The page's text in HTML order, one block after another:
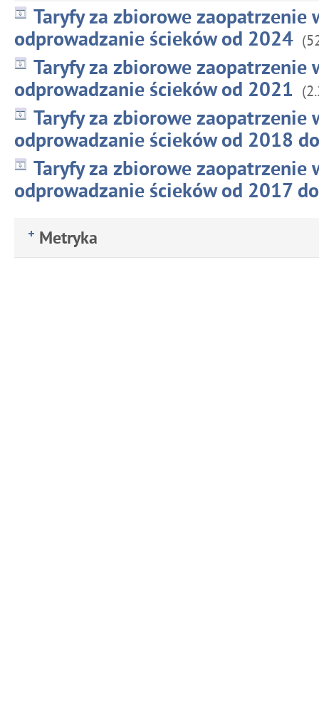
Taryfy za zbiorowe zaopatrzenie
odprowadzanie ścieków od 2024
Taryfy za zbiorowe zaopatrzenie
odprowadzanie ścieków od 2021
Taryfy za zbiorowe zaopatrzenie
odprowadzanie ścieków od 2018
Taryfy za zbiorowe zaopatrzenie
odprowadzanie ścieków od 2017
Metryka